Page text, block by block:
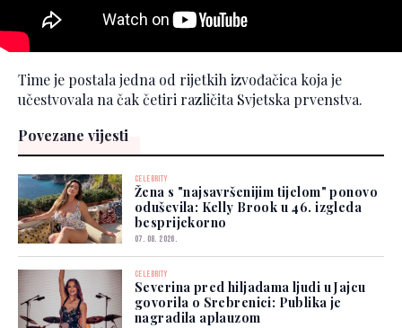
Time je postala jedna od rijetkih izvođačica koja je
učestvovala na čak četiri različita Svjetska prvenstva.
Povezane vijesti
CELEBRITY
Žena s "najsavršenijim tijelom" ponovo
oduševila: Kelly Brook u 46. izgleda
besprijekorno
07. 08. 2026.
CELEBRITY
Severina pred hiljadama ljudi u Jajcu
govorila o Srebrenici: Publika je
nagradila aplauzom